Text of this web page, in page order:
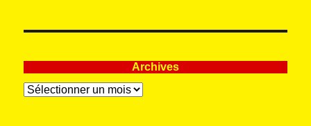
Archives
Archives